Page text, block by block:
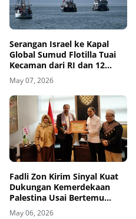
Serangan Israel ke Kapal
Global Sumud Flotilla Tuai
Kecaman dari RI dan 12
Negara
May 07, 2026
Fadli Zon Kirim Sinyal Kuat
Dukungan Kemerdekaan
Palestina Usai Bertemu
Delegasi di Kemenbud
May 06, 2026